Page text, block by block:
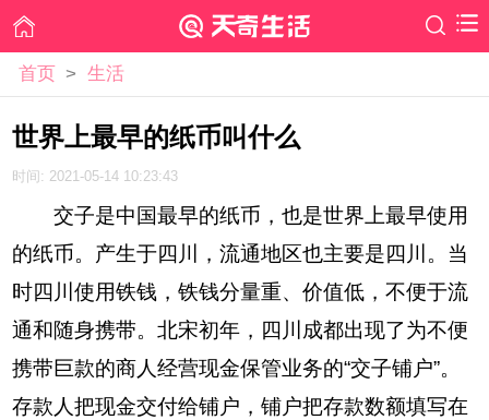
首页 > 生活
世界上最早的纸币叫什么
时间: 2021-05-14 10:23:43
交子是中国最早的纸币，也是世界上最早使用
的纸币。产生于四川，流通地区也主要是四川。当
时四川使用铁钱，铁钱分量重、价值低，不便于流
通和随身携带。北宋初年，四川成都出现了为不便
携带巨款的商人经营现金保管业务的“交子铺户”。
存款人把现金交付给铺户，铺户把存款数额填写在